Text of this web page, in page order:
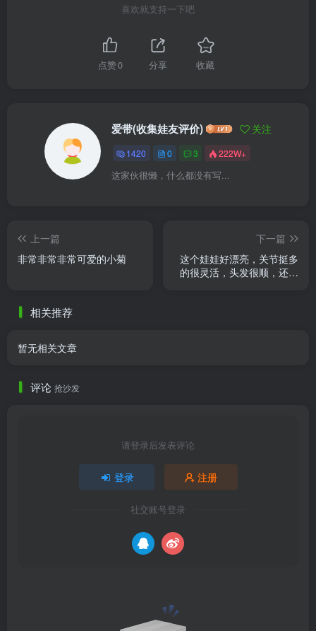
喜欢就支持一下吧
点赞0 分享 收藏
爱带(收集娃友评价) 关注
1420 0 3 222W+
这家伙很懒，什么都没有写...
上一篇
非常非常非常可爱的小菊
下一篇
这个娃娃好漂亮，关节挺多
的很灵活，头发很顺，还有
相关推荐
暂无相关文章
评论 抢沙发
请登录后发表评论
登录 注册
社交账号登录